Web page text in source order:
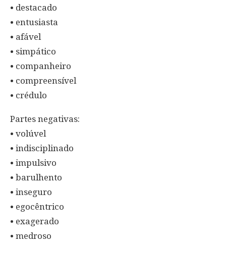
• destacado
• entusiasta
• afável
• simpático
• companheiro
• compreensível
• crédulo
Partes negativas:
• volúvel
• indisciplinado
• impulsivo
• barulhento
• inseguro
• egocêntrico
• exagerado
• medroso